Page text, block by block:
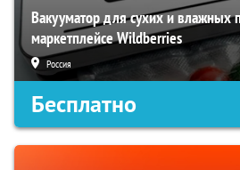
Вакууматор для сухих и влажных
маркетплейсе Wildberries
Россия
Бесплатно